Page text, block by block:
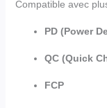
Compatible avec
PD (Power
QC (Quick
FCP